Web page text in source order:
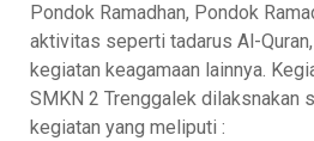
Pondok Ramadhan, Pondok
aktivitas seperti tadarus Al-
kegiatan keagamaan lainnya.
SMKN 2 Trenggalek dilaksnakan
kegiatan yang meliputi :